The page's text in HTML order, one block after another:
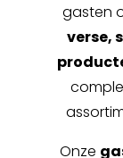
gasten
verse,
Onze